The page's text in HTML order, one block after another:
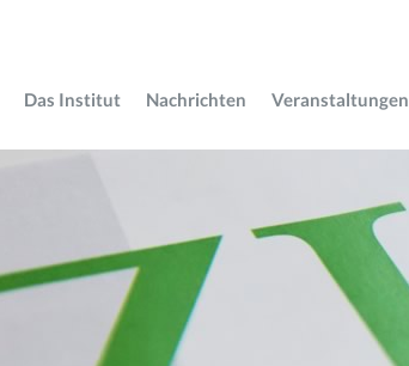
Das Institut Nachrichten Veranstaltungen